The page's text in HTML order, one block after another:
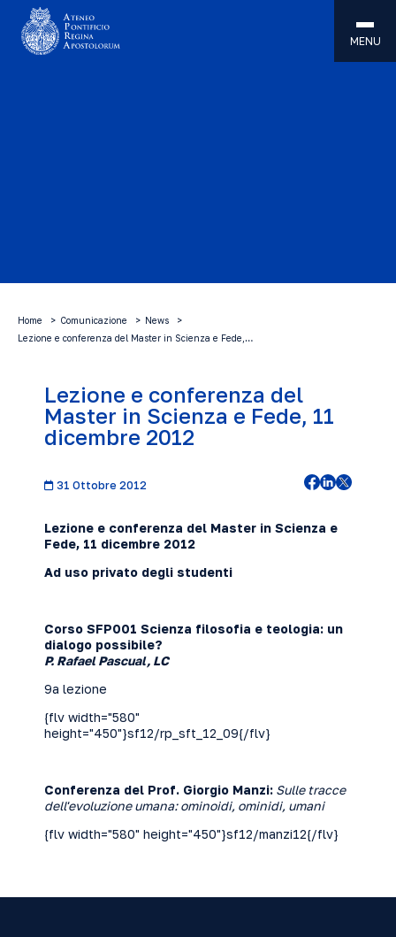
MENU
Home Comunicazione
News
Lezione e conferenza del Master in Scienza e Fede,…
Lezione e conferenza del
Master in Scienza e Fede, 11
dicembre 2012
31 Ottobre 2012
Lezione e conferenza del Master in Scienza e
Fede, 11 dicembre 2012
Ad uso privato degli studenti
Corso SFP001 Scienza filosofia e teologia: un
dialogo possibile?
P. Rafael Pascual, LC
9a lezione
{flv width="580"
height="450"}sf12/rp_sft_12_09{/flv}
Conferenza del Prof. Giorgio Manzi: Sulle tracce
dell'evoluzione umana: ominoidi, ominidi, umani
{flv width="580" height="450"}sf12/manzi12{/flv}